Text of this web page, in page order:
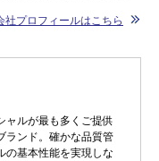
プロフィールはこちら
ャルが最も多くご提供
ランド。確かな品質管
の基本性能を実現しな